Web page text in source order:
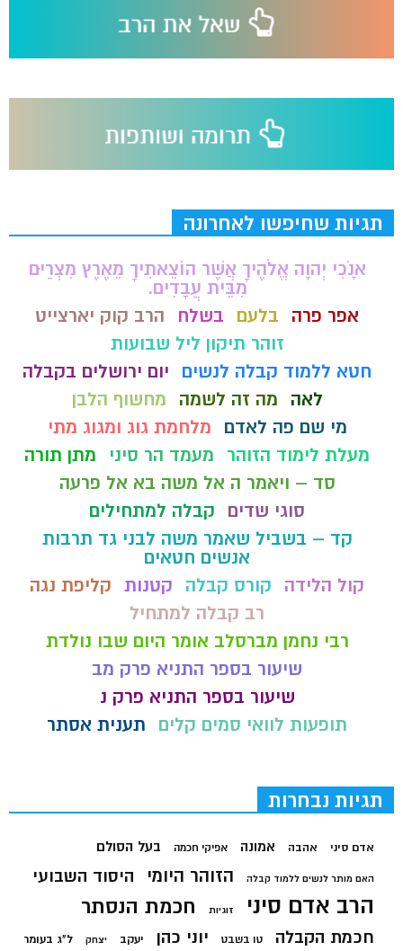
תגיות שחיפשו לאחרונה
אָנֹכִי יְהוָה אֱלֹהֶיךָ אֲשֶׁר הוֹצֵאתִיךָ מֵאֶרֶץ מִצְרַיִם
מִבֵּית עֲבָדִים.
אפר פרה
בלעם בשלח
הרב קוק יארצייט
זוהר תיקון ליל שבועות
חטא ללמוד קבלה לנשים
יום ירושלים בקבלה
לאה
מה זה לשמה
מחשוף הלבן
מי שם פה לאדם
מלחמת גוג ומגוג מתי
מעלת לימוד הזוהר
מעמד הר סיני
מתן תורה
סד – ויאמר ה אל משה בא אל פרעה
סוגי שדים
קבלה למתחילים
קד – בשביל שאמר משה לבני גד תרבות
אנשים חטאים
קול הלידה
קורס קבלה קטנות קליפת נגה
רב קבלה למתחיל
רבי נחמן מברסלב אומר היום שבו נולדת
שיעור בספר התניא פרק מב
שיעור בספר התניא פרק נ
תופעות לוואי סמים קלים
תענית אסתר
תגיות נבחרות
אדם סיני אהבה אמונה אפיקי חכמה בעל הסולם
האם מותר לנשים ללמוד קבלה הזוהר היומי היסוד השבועי
הרב אדם סיני זוגיות חכמת הנסתר
חכמת הקבלה טו בשבט יוני כהן יעקב יצחק ל"ג בעומר